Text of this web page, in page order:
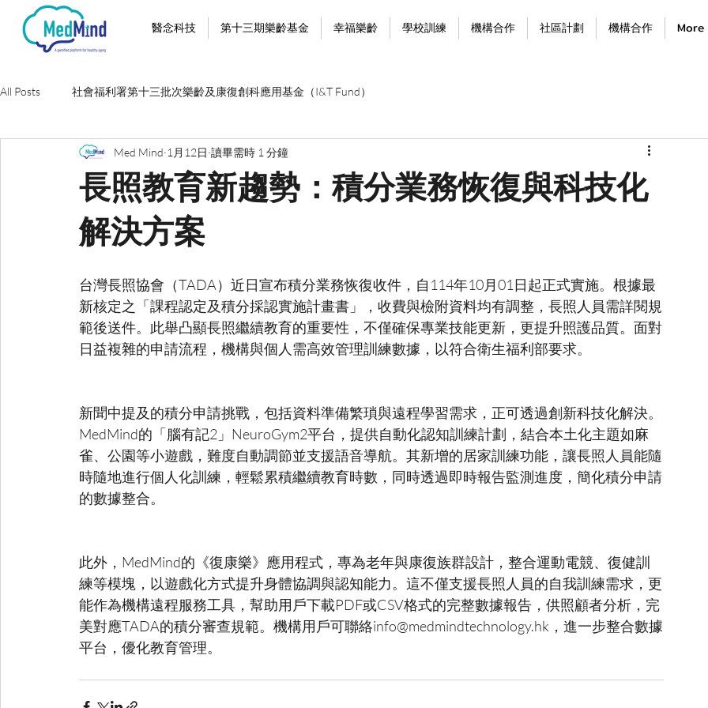
醫念科技 第十三期樂齡基金 幸福樂齡 學校訓練 機構合作 社區計劃 機構合作 More
All Posts 社會福利署第十三批次樂齡及康復創科應用基金（I&T Fund）
長照教育新趨勢：積分業務恢復與科技化
解決方案
Med Mind 1月12日 讀畢需時 1 分鐘
台灣長照協會（TADA）近日宣布積分業務恢復收件，自114年10月01日起正式實施。根據最
新核定之「課程認定及積分採認實施計畫書」，收費與檢附資料均有調整，長照人員需詳閱規
範後送件。此舉凸顯長照繼續教育的重要性，不僅確保專業技能更新，更提升照護品質。面對
新聞中提及的積分申請挑戰，包括資料準備繁瑣與遠程學習需求，正可透過創新科技化解決。
MedMind的「腦有記2」NeuroGym2平台，提供自動化認知訓練計劃，結合本土化主題如麻
雀、公園等小遊戲，難度自動調節並支援語音導航。其新增的居家訓練功能，讓長照人員能隨
時隨地進行個人化訓練，輕鬆累積繼續教育時數，同時透過即時報告監測進度，簡化積分申請
此外，MedMind的《復康樂》應用程式，專為老年與康復族群設計，整合運動電競、復健訓
練等模塊，以遊戲化方式提升身體協調與認知能力。這不僅支援長照人員的自我訓練需求，更
能作為機構遠程服務工具，幫助用戶下載PDF或CSV格式的完整數據報告，供照顧者分析，完
美對應TADA的積分審查規範。機構用戶可聯絡info@medmindtechnology.hk，進一步整合數據